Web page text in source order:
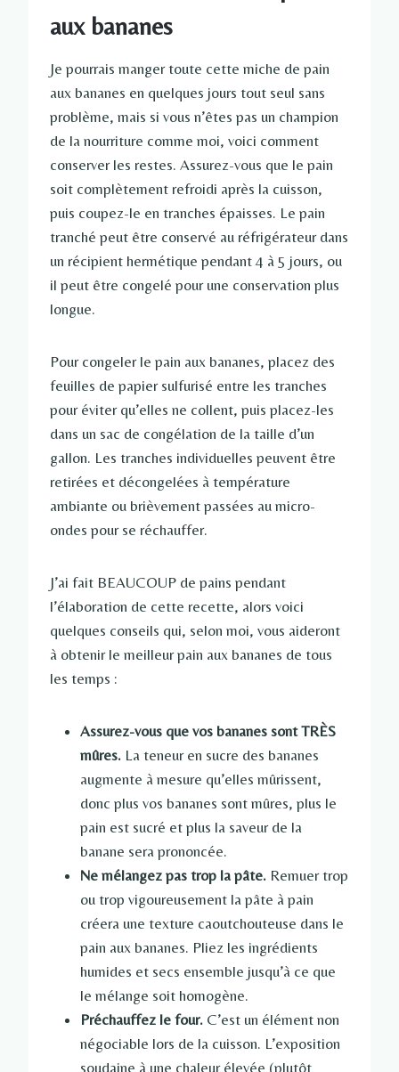
aux bananes
Je pourrais manger toute cette miche de pain
aux bananes en quelques jours tout seul sans
problème, mais si vous n’êtes pas un champion
de la nourriture comme moi, voici comment
conserver les restes. Assurez-vous que le pain
soit complètement refroidi après la cuisson,
puis coupez-le en tranches épaisses. Le pain
tranché peut être conservé au réfrigérateur dans
un récipient hermétique pendant 4 à 5 jours, ou
il peut être congelé pour une conservation plus
longue.
Pour congeler le pain aux bananes, placez des
feuilles de papier sulfurisé entre les tranches
pour éviter qu’elles ne collent, puis placez-les
dans un sac de congélation de la taille d’un
gallon. Les tranches individuelles peuvent être
retirées et décongelées à température
ambiante ou brièvement passées au micro-
ondes pour se réchauffer.
J’ai fait BEAUCOUP de pains pendant
l’élaboration de cette recette, alors voici
quelques conseils qui, selon moi, vous aideront
à obtenir le meilleur pain aux bananes de tous
les temps :
Assurez-vous que vos bananes sont TRÈS
mûres. La teneur en sucre des bananes
augmente à mesure qu’elles mûrissent,
donc plus vos bananes sont mûres, plus le
pain est sucré et plus la saveur de la
banane sera prononcée.
Ne mélangez pas trop la pâte. Remuer trop
ou trop vigoureusement la pâte à pain
créera une texture caoutchouteuse dans le
pain aux bananes. Pliez les ingrédients
humides et secs ensemble jusqu’à ce que
le mélange soit homogène.
Préchauffez le four. C’est un élément non
négociable lors de la cuisson. L’exposition
soudaine à une chaleur élevée (plutôt